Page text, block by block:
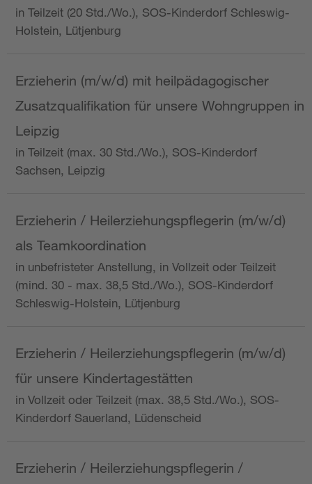
in Teilzeit (20 Std./Wo.), SOS-Kinderdorf Schleswig-
Holstein, Lütjenburg
Erzieherin (m/w/d) mit heilpädagogischer
Zusatzqualifikation für unsere Wohngruppen in
Leipzig
in Teilzeit (max. 30 Std./Wo.), SOS-Kinderdorf
Sachsen, Leipzig
Erzieherin / Heilerziehungspflegerin (m/w/d)
als Teamkoordination
in unbefristeter Anstellung, in Vollzeit oder Teilzeit
(mind. 30 - max. 38,5 Std./Wo.), SOS-Kinderdorf
Schleswig-Holstein, Lütjenburg
Erzieherin / Heilerziehungspflegerin (m/w/d)
für unsere Kindertagestätten
in Vollzeit oder Teilzeit (max. 38,5 Std./Wo.), SOS-
Kinderdorf Sauerland, Lüdenscheid
Erzieherin / Heilerziehungspflegerin /